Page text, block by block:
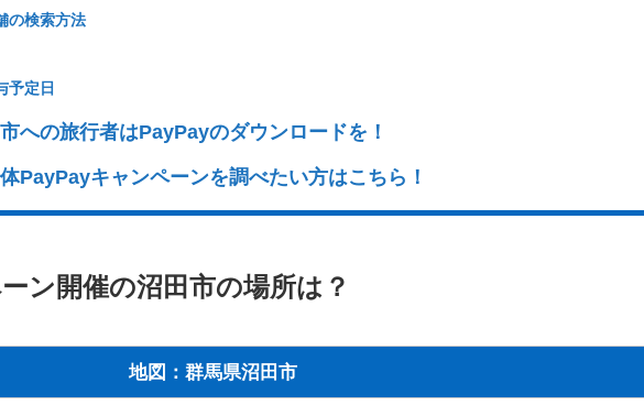
の検索方法
予定日
への旅行者はPayPayのダウンロードを！
PayPayキャンペーンを調べたい方はこちら！
ン開催の沼田市の場所は？
地図：群馬県沼田市